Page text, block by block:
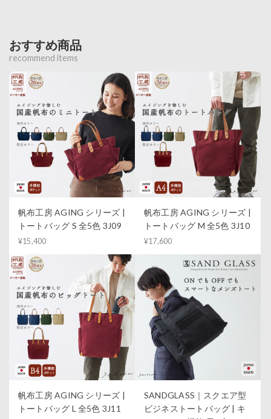
おすすめ商品
recommend items
帆布工房 AGING シリーズ |
トートバッグ S 全5色 3J09
¥15,400
帆布工房 AGING シリーズ |
トートバッグ M 全5色 3J10
¥17,600
帆布工房 AGING シリーズ |
トートバッグ L 全5色 3J11
SANDGLASS｜スクエア型
ビジネストートバッグ | キ